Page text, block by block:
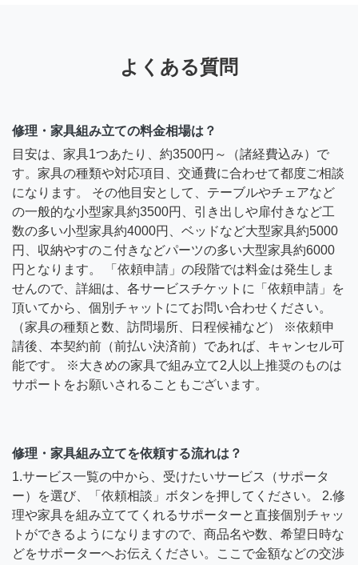
よくある質問
修理・家具組み立ての料金相場は？
目安は、家具1つあたり、約3500円～（諸経費込み）で
す。家具の種類や対応項目、交通費に合わせて都度ご相談
になります。 その他目安として、テーブルやチェアなど
の一般的な小型家具約3500円、引き出しや扉付きなど工
数の多い小型家具約4000円、ベッドなど大型家具約5000
円、収納やすのこ付きなどパーツの多い大型家具約6000
円となります。 「依頼申請」の段階では料金は発生しま
せんので、詳細は、各サービスチケットに「依頼申請」を
頂いてから、個別チャットにてお問い合わせください。
（家具の種類と数、訪問場所、日程候補など） ※依頼申
請後、本契約前（前払い決済前）であれば、キャンセル可
能です。 ※大きめの家具で組み立て2人以上推奨のものは
サポートをお願いされることもございます。
修理・家具組み立てを依頼する流れは？
1.サービス一覧の中から、受けたいサービス（サポータ
ー）を選び、「依頼相談」ボタンを押してください。 2.修
理や家具を組み立ててくれるサポーターと直接個別チャッ
トができるようになりますので、商品名や数、希望日時な
どをサポーターへお伝えください。ここで金額などの交渉